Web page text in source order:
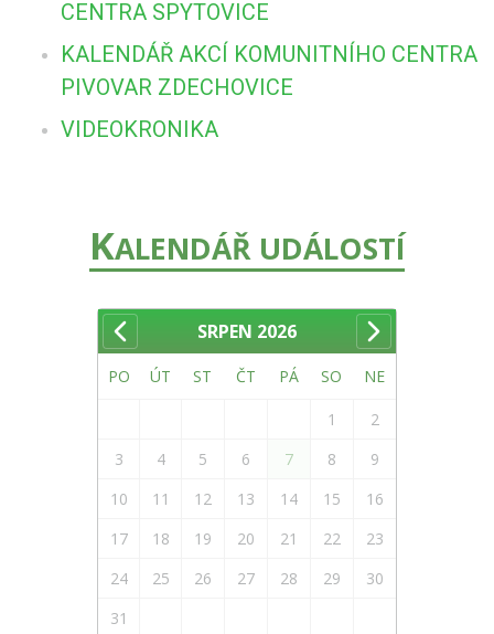
CENTRA SPYTOVICE
KALENDÁŘ AKCÍ KOMUNITNÍHO CENTRA
PIVOVAR ZDECHOVICE
VIDEOKRONIKA
KALENDÁŘ UDÁLOSTÍ
SRPEN 2026
PO ÚT ST ČT PÁ SO NE
1
2
3
4 5 6 7 8
9
10
11 12 13 14 15
16
17
18 19 20 21 22
23
24
25 26 27 28 29
30
31